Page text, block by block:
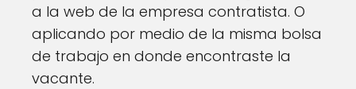
a la web de la empresa contratista. O
aplicando por medio de la misma bolsa
de trabajo en donde encontraste la
vacante.